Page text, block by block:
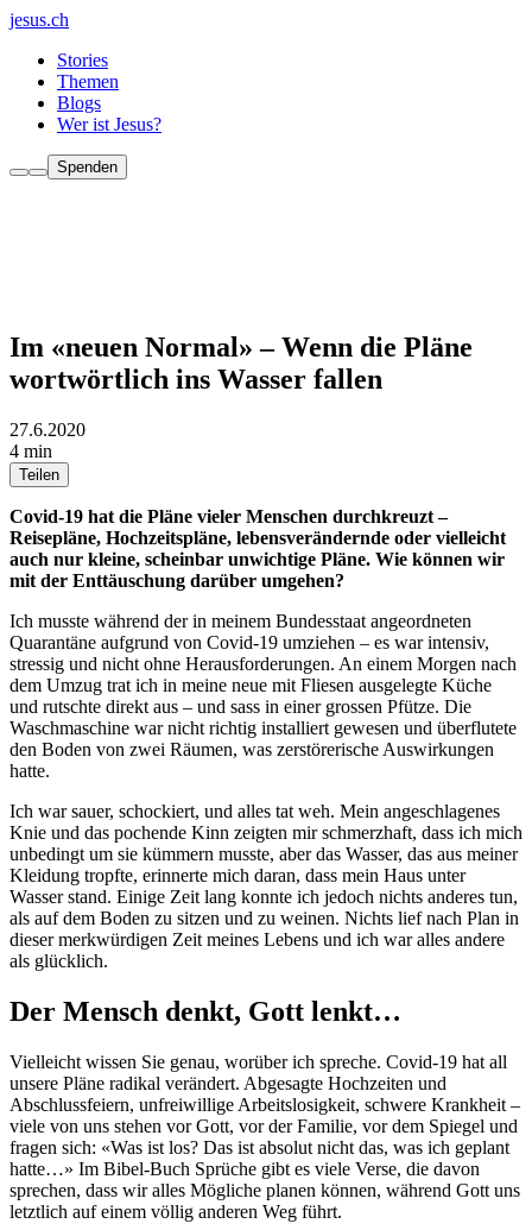
jesus.ch
Stories
Themen
Blogs
Wer ist Jesus?
Spenden
Im «neuen Normal» – Wenn die Pläne
wortwörtlich ins Wasser fallen
27.6.2020
4 min
Teilen
Covid-19 hat die Pläne vieler Menschen durchkreuzt –
Reisepläne, Hochzeitspläne, lebensverändernde oder vielleicht
auch nur kleine, scheinbar unwichtige Pläne. Wie können wir
mit der Enttäuschung darüber umgehen?
Ich musste während der in meinem Bundesstaat angeordneten
Quarantäne aufgrund von Covid-19 umziehen – es war intensiv,
stressig und nicht ohne Herausforderungen. An einem Morgen nach
dem Umzug trat ich in meine neue mit Fliesen ausgelegte Küche
und rutschte direkt aus – und sass in einer grossen Pfütze. Die
Waschmaschine war nicht richtig installiert gewesen und überflutete
den Boden von zwei Räumen, was zerstörerische Auswirkungen
hatte.
Ich war sauer, schockiert, und alles tat weh. Mein angeschlagenes
Knie und das pochende Kinn zeigten mir schmerzhaft, dass ich mich
unbedingt um sie kümmern musste, aber das Wasser, das aus meiner
Kleidung tropfte, erinnerte mich daran, dass mein Haus unter
Wasser stand. Einige Zeit lang konnte ich jedoch nichts anderes tun,
als auf dem Boden zu sitzen und zu weinen. Nichts lief nach Plan in
dieser merkwürdigen Zeit meines Lebens und ich war alles andere
als glücklich.
Der Mensch denkt, Gott lenkt…
Vielleicht wissen Sie genau, worüber ich spreche. Covid-19 hat all
unsere Pläne radikal verändert. Abgesagte Hochzeiten und
Abschlussfeiern, unfreiwillige Arbeitslosigkeit, schwere Krankheit –
viele von uns stehen vor Gott, vor der Familie, vor dem Spiegel und
fragen sich: «Was ist los? Das ist absolut nicht das, was ich geplant
hatte…» Im Bibel-Buch Sprüche gibt es viele Verse, die davon
sprechen, dass wir alles Mögliche planen können, während Gott uns
letztlich auf einem völlig anderen Weg führt.